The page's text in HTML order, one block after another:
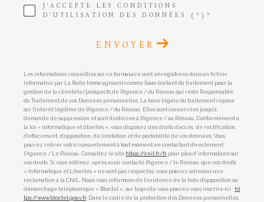
J'ACCEPTE LES CONDITIONS
D'UTILISATION DES DONNÉES (*)*
ENVOYER
Les informations recueillies sur ce formulaire sont enregistrées dans un fichier
informatisé par La Boite Immo agissant comme Sous-traitant du traitement pour la
gestion de la clientèle/prospects de l'Agence / du Réseau qui reste Responsable
du Traitement de vos Données personnelles. La base légale du traitement repose
sur l'intérêt légitime de l'Agence / du Réseau. Elles sont conservées jusqu'à
demande de suppression et sont destinées à l'Agence / au Réseau. Conformément à
la loi « informatique et libertés », vous disposez des droits d’accès, de rectification,
d’effacement, d’opposition, de limitation et de portabilité de vos données. Vous
pouvez retirer votre consentement à tout moment en contactant directement
l’Agence / Le Réseau. Consultez le site https://cnil.fr/fr pour plus d’informations sur
vos droits. Si vous estimez, après avoir contacté l'Agence / le Réseau, que vos droits
« Informatique et Libertés » ne sont pas respectés, vous pouvez adresser une
réclamation à la CNIL. Nous vous informons de l’existence de la liste d'opposition au
démarchage téléphonique « Bloctel », sur laquelle vous pouvez vous inscrire ici : ht
tps://www.bloctel.gouv.fr. Dans le cadre de la protection des Données personnelles,